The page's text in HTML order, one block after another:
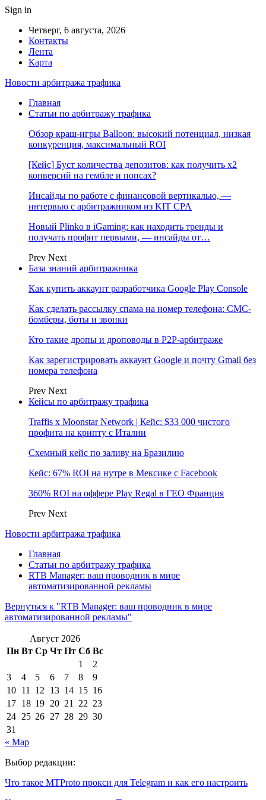
Sign in
Четверг, 6 августа, 2026
Контакты
Лента
Карта
Новости арбитража трафика
Главная
Статьи по арбитражу трафика
Обзор краш-игры Balloon: высокий потенциал, низкая
конкуренция, максимальный ROI
[Кейс] Буст количества депозитов: как получить х2
конверсий на гембле и попсах?
Инсайды по работе с финансовой вертикалью, —
интервью с арбитражником из KIT CPA
Новый Plinko в iGaming: как находить тренды и
получать профит первыми, — инсайды от…
Prev Next
База знаний арбитражника
Как купить аккаунт разработчика Google Play Console
Как сделать рассылку спама на номер телефона: СМС-
бомберы, боты и звонки
Кто такие дропы и дроповоды в P2P-арбитраже
Как зарегистрировать аккаунт Google и почту Gmail без
номера телефона
Prev Next
Кейсы по арбитражу трафика
Traffis x Moonstar Network | Кейс: $33 000 чистого
профита на крипту с Италии
Схемный кейс по заливу на Бразилию
Кейс: 67% ROI на нутре в Мексике с Facebook
360% ROI на оффере Play Regal в ГЕО Франция
Prev Next
Новости арбитража трафика
Главная
Статьи по арбитражу трафика
RTB Manager: ваш проводник в мире
автоматизированной рекламы
Вернуться к "RTB Manager: ваш проводник в мире
автоматизированной рекламы"
Август 2026
Пн Вт Ср Чт Пт Сб Вс
1
2
3
4 5 6 7 8
9
10 11 12 13 14 15 16
17 18 19 20 21 22 23
24 25 26 27 28 29 30
31
« Мар
Выбор редакции:
Что такое MTProto прокси для Telegram и как его настроить